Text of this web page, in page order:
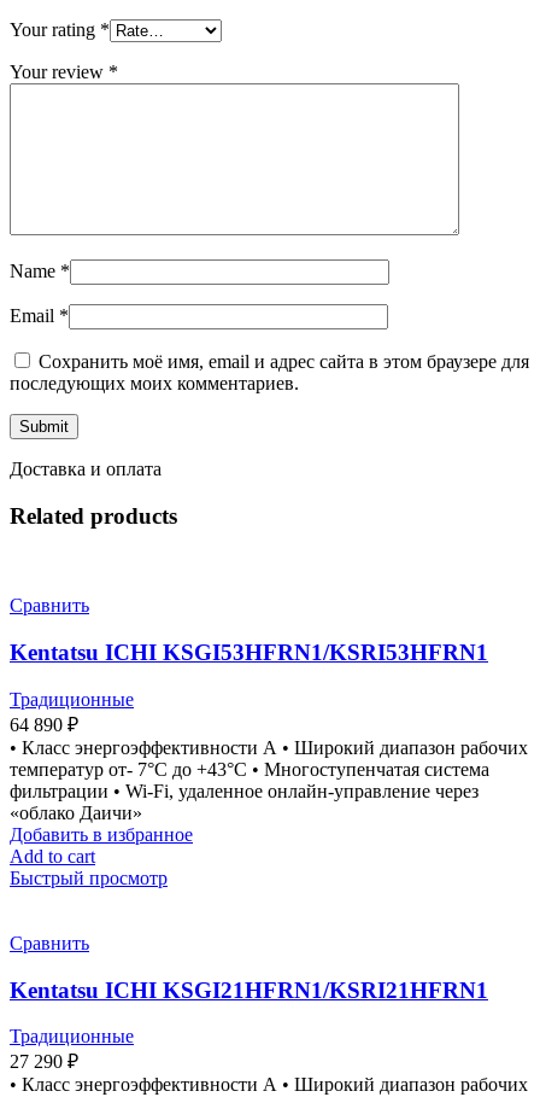
Your rating *
Your review *
Name *
Email *
Сохранить моё имя, email и адрес сайта в этом браузере для
последующих моих комментариев.
Доставка и оплата
Related products
Сравнить
Kentatsu ICHI KSGI53HFRN1/KSRI53HFRN1
Традиционные
64 890 ₽
• Класс энергоэффективности А • Широкий диапазон рабочих
температур от- 7°С до +43°С • Многоступенчатая система
фильтрации • Wi-Fi, удаленное онлайн-управление через
«облако Даичи»
Добавить в избранное
Add to cart
Быстрый просмотр
Сравнить
Kentatsu ICHI KSGI21HFRN1/KSRI21HFRN1
Традиционные
27 290 ₽
• Класс энергоэффективности А • Широкий диапазон рабочих